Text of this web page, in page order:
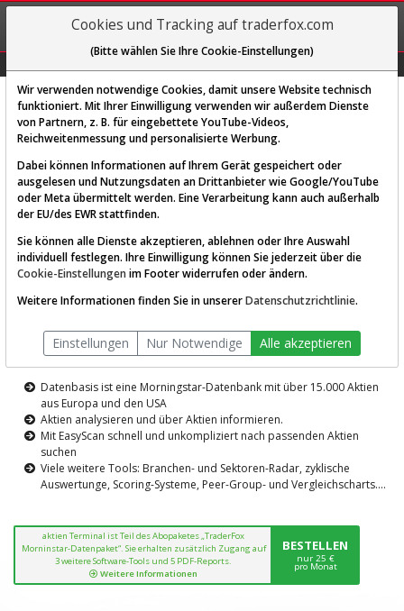
REGIS-
TRIEREN
Diese Funktion ist nur für
AKTIEN-TERMINAL
Die Aktienanalyse-Plattform von
TraderFox
Datenbasis ist eine Morningstar-Datenbank mit über 15.000 Aktien
aus Europa und den USA
Aktien analysieren und über Aktien informieren.
Mit EasyScan schnell und unkompliziert nach passenden Aktien
suchen
Viele weitere Tools: Branchen- und Sektoren-Radar, zyklische
Auswertunge, Scoring-Systeme, Peer-Group- und Vergleichscharts....
aktien Terminal ist Teil des Abopaketes „TraderFox
Morninstar-Datenpaket“. Sie erhalten zusätzlich Zugang auf
3 weitere Software-Tools und 5 PDF-Reports.
Weitere Informationen
BESTELLEN
nur 25 €
pro Monat
Cookies und Tracking auf traderfox.com
(Bitte wählen Sie Ihre Cookie-Einstellungen)
Wir verwenden notwendige Cookies, damit unsere Website technisch
funktioniert. Mit Ihrer Einwilligung verwenden wir außerdem Dienste
von Partnern, z. B. für eingebettete YouTube-Videos,
Reichweitenmessung und personalisierte Werbung.
Dabei können Informationen auf Ihrem Gerät gespeichert oder
ausgelesen und Nutzungsdaten an Drittanbieter wie Google/YouTube
oder Meta übermittelt werden. Eine Verarbeitung kann auch außerhalb
der EU/des EWR stattfinden.
Sie können alle Dienste akzeptieren, ablehnen oder Ihre Auswahl
individuell festlegen. Ihre Einwilligung können Sie jederzeit über die
Cookie-Einstellungen im Footer widerrufen oder ändern.
Weitere Informationen finden Sie in unsererDatenschutzrichtlinie.
Einstellungen Nur Notwendige Alle akzeptieren